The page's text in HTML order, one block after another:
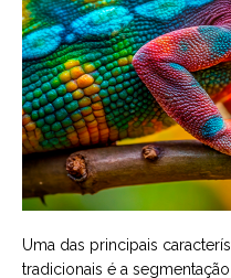
Uma das principais
tradicionais é a